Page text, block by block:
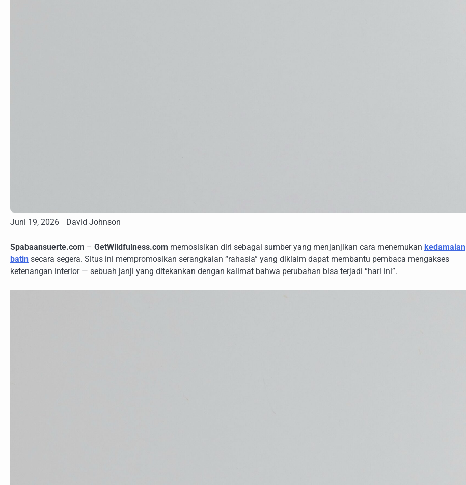
Juni 19, 2026 David Johnson
Spabaansuerte.com – GetWildfulness.com memosisikan diri sebagai sumber yang menjanjikan cara menemukan kedamaian
batin secara segera. Situs ini mempromosikan serangkaian “rahasia” yang diklaim dapat membantu pembaca mengakses
ketenangan interior — sebuah janji yang ditekankan dengan kalimat bahwa perubahan bisa terjadi “hari ini”.